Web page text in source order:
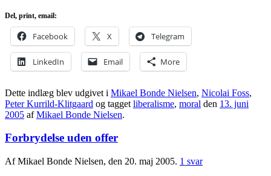
Del, print, email:
Facebook X Telegram
LinkedIn Email More
Dette indlæg blev udgivet i Mikael Bonde Nielsen, Nicolai Foss,
Peter Kurrild-Klitgaard og tagget liberalisme, moral den 13. juni
2005 afMikael Bonde Nielsen.
Forbrydelse uden offer
Af Mikael Bonde Nielsen, den 20. maj 2005. 1 svar